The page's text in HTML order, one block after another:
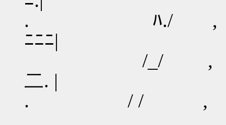
. ﾊ./ , ﾟ｡¨¨
ﾆﾆﾆ|
/_/ , ｌ／
二. |
. / / , ﾊ／ﾆ